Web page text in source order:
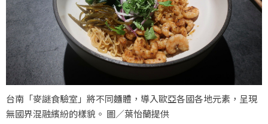
台南「麥謎食驗室」將不同麵體，導入歐亞各國各地元素，呈現
無國界混融繽紛的樣貌。 圖／葉怡蘭提供